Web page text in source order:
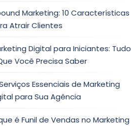
Marketing: 10 Características
Atrair Clientes
Digital para Iniciantes: Tudo
Você Precisa Saber
Essenciais de Marketing
para Sua Agência
é Funil de Vendas no Marketing